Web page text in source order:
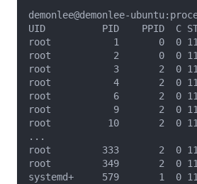
demonlee@demonlee-
UID          PID    PPID  C
root           1       0  0
root           2       0  0
root           3       2  0
root           4       2  0
root           6       2  0
root           9       2  0
root          10       2  0
...
root         333       2  0
root         349       2  0
systemd+     579       1  0